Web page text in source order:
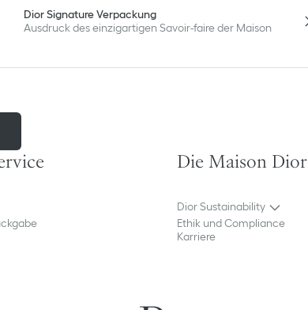
Dior Signature Verpackung
Ausdruck des einzigartigen Savoir-faire der Maison
Die Maison Dior
Dior Sustainability
Ethik und Compliance
Karriere